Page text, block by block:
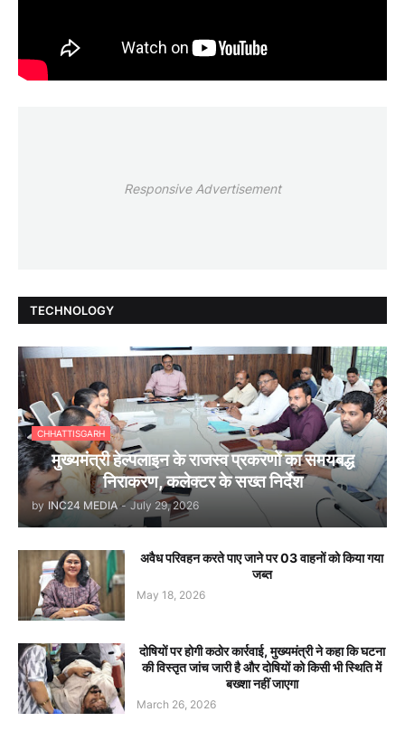
Responsive Advertisement
TECHNOLOGY
CHHATTISGARH
मुख्यमंत्री हेल्पलाइन के राजस्व प्रकरणों का समयबद्ध
निराकरण, कलेक्टर के सख्त निर्देश
by INC24 MEDIA - July 29, 2026
अवैध परिवहन करते पाए जाने पर 03 वाहनों को किया गया
जब्त
May 18, 2026
दोषियों पर होगी कठोर कार्रवाई, मुख्यमंत्री ने कहा कि घटना
की विस्तृत जांच जारी है और दोषियों को किसी भी स्थिति में
बख्शा नहीं जाएगा
March 26, 2026